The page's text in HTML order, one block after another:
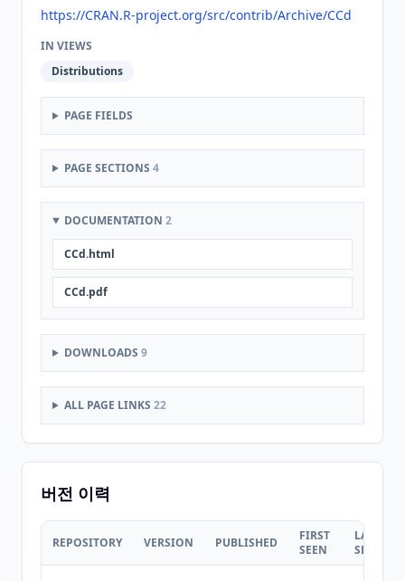
https://CRAN.R-project.org/src/contrib/Archive/CCd
IN VIEWS
Distributions
PAGE FIELDS
PAGE SECTIONS 4
DOCUMENTATION 2
CCd.html
CCd.pdf
DOWNLOADS 9
ALL PAGE LINKS 22
버전 이력
REPOSITORY VERSION PUBLISHED
FIRST
SEEN
LAST
SEEN